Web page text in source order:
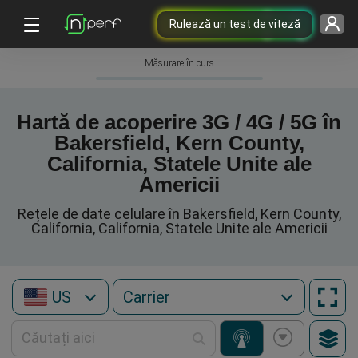
Rulează un test de viteză
Măsurare în curs
Hartă de acoperire 3G / 4G / 5G în
Bakersfield, Kern County,
California, Statele Unite ale
Americii
Rețele de date celulare în Bakersfield, Kern County,
California, California, Statele Unite ale Americii
US